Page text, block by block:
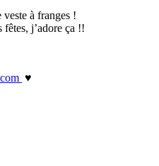
à franges !
j’adore ça !!
♥